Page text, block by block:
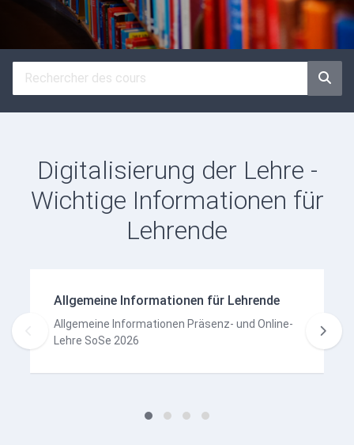
Digitalisierung der Lehre -
Wichtige Informationen für
Lehrende
Allgemeine Informationen für Lehrende
Allgemeine Informationen Präsenz- und Online-
Lehre SoSe 2026